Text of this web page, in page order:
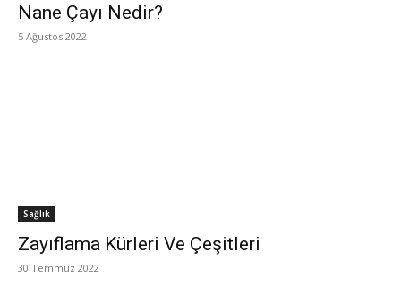
Nane Çayı Nedir?
5 Ağustos 2022
Sağlık
Zayıflama Kürleri Ve Çeşitleri
30 Temmuz 2022